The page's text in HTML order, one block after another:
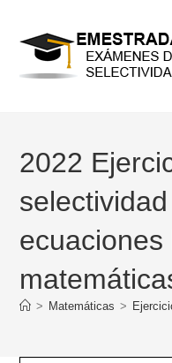
contenido
2022
ecuaciones
> Matemáticas >